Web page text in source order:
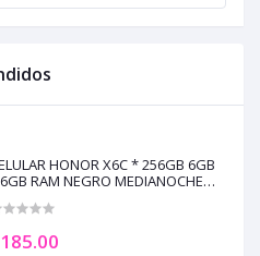
HONOR X6C * 256GB 6GB
RAM NEGRO MEDIANOCHE